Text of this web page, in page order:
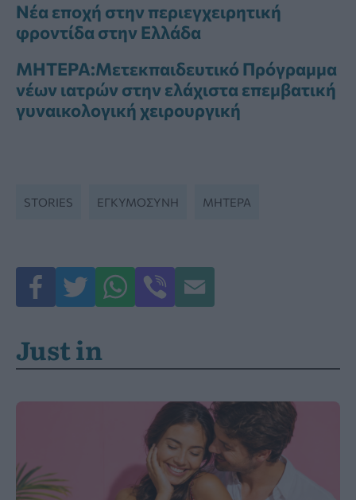
Νέα εποχή στην περιεγχειρητική
φροντίδα στην Ελλάδα
ΜΗΤΕΡΑ:Μετεκπαιδευτικό Πρόγραμμα
νέων ιατρών στην ελάχιστα επεμβατική
γυναικολογική χειρουργική
STORIES ΕΓΚΥΜΟΣΥΝΗ ΜΗΤΕΡΑ
Just in